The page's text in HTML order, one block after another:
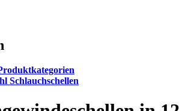
Schlauchschellen